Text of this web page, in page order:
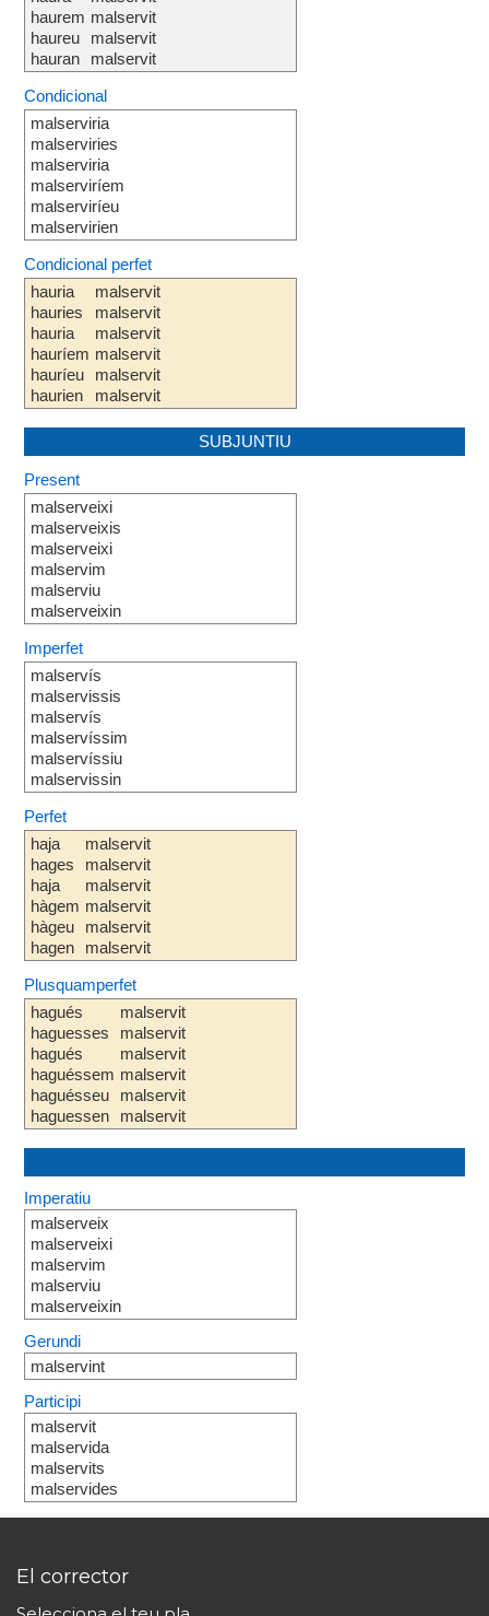
haurem
haureu
hauran
malservit
malservit
malservit
Condicional
malserviria
malserviries
malserviria
malserviríem
malserviríeu
malservirien
Condicional perfet
hauria
hauries
hauria
hauríem
hauríeu
haurien
malservit
malservit
malservit
malservit
malservit
malservit
SUBJUNTIU
Present
malserveixi
malserveixis
malserveixi
malservim
malserviu
malserveixin
Imperfet
malservís
malservissis
malservís
malservíssim
malservíssiu
malservissin
Perfet
haja
hages
haja
hàgem
hàgeu
hagen
malservit
malservit
malservit
malservit
malservit
malservit
Plusquamperfet
hagués
haguesses
hagués
haguéssem
haguésseu
haguessen
malservit
malservit
malservit
malservit
malservit
malservit
Imperatiu
malserveix
malserveixi
malservim
malserviu
malserveixin
Gerundi
malservint
Participi
malservit
malservida
malservits
malservides
El corrector